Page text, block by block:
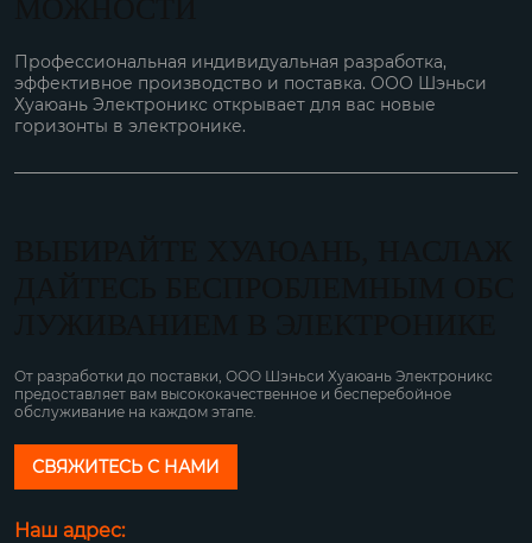
Профессиональная индивидуальная разработка,
эффективное производство и поставка. ООО Шэньси
Хуаюань Электроникс открывает для вас новые
горизонты в электронике.
От разработки до поставки, ООО Шэньси Хуаюань Электроникс
предоставляет вам высококачественное и бесперебойное
обслуживание на каждом этапе.
СВЯЖИТЕСЬ С НАМИ
Наш адрес: